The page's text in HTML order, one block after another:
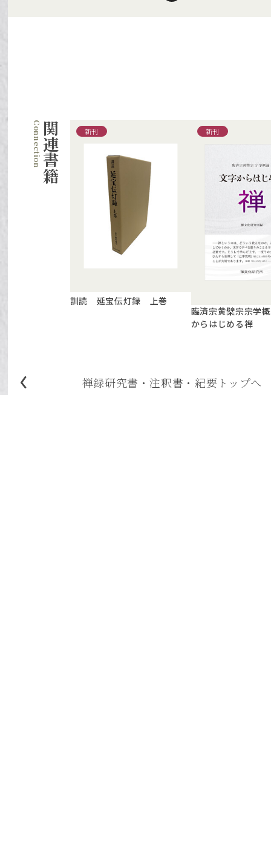
関連書籍 新刊
訓読 延宝伝灯録 上巻
新刊
臨済宗黄檗宗宗学
からはじめる禅
禅録研究書・注釈書・紀要 トップへ